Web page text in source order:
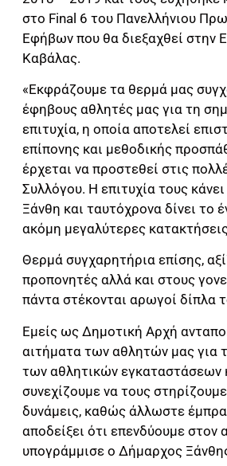
στο Final 6 του Πανελλήνιου
Εφήβων που θα διεξαχθεί στην
Καβάλας.
«Εκφράζουμε τα θερμά μας
έφηβους αθλητές μας για τη
επιτυχία, η οποία αποτελεί
επίπονης και μεθοδικής
έρχεται να προστεθεί στις
Συλλόγου. Η επιτυχία τους
Ξάνθη και ταυτόχρονα δίνει το
ακόμη μεγαλύτερες
Θερμά συγχαρητήρια επίσης,
προπονητές αλλά και στους
πάντα στέκονται αρωγοί δίπλα
Εμείς ως Δημοτική Αρχή
αιτήματα των αθλητών μας για
των αθλητικών εγκαταστάσεων
συνεχίζουμε να τους
δυνάμεις, καθώς άλλωστε
αποδείξει ότι επενδύουμε στον
υπογράμμισε ο Δήμαρχος